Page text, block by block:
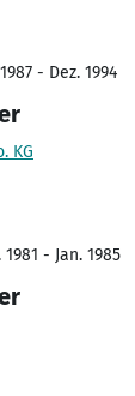
- Dez. 1994
KG
- Jan. 1985